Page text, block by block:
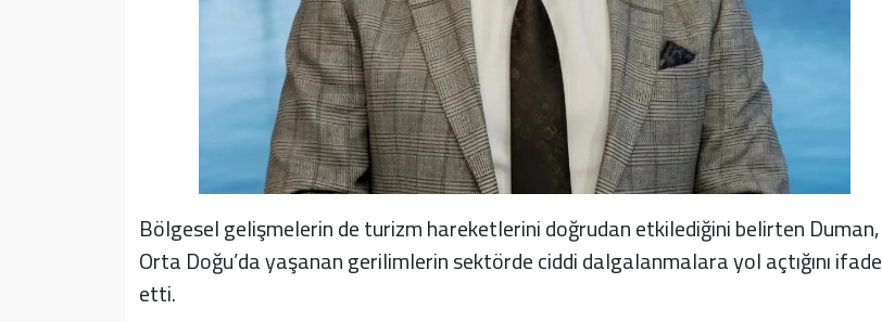
Bölgesel gelişmelerin de turizm hareketlerini doğrudan etkilediğini belirten Duman,
Orta Doğu’da yaşanan gerilimlerin sektörde ciddi dalgalanmalara yol açtığını ifade
etti.